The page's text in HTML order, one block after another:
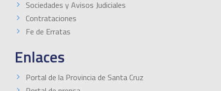
Sociedades y Avisos Judiciales
Contrataciones
Fe de Erratas
Enlaces
Portal de la Provincia de Santa Cruz